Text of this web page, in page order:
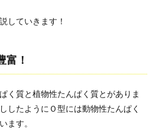
していきます！
富！
く質と植物性たんぱく質とがありま
したようにＯ型には動物性たんぱく
ます。